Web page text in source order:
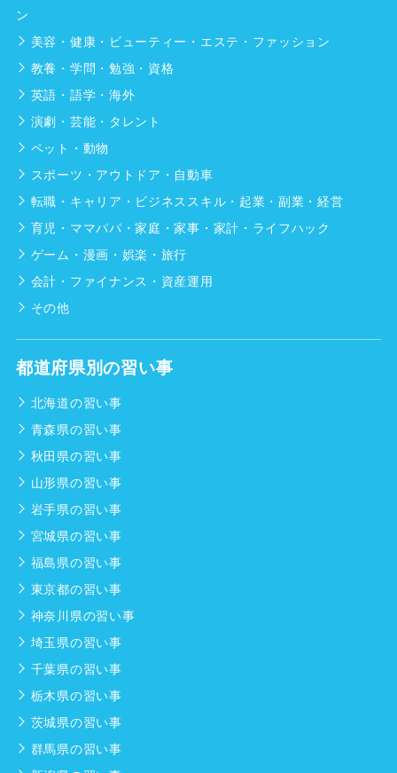
ン
美容・健康・ビューティー・エステ・ファッション
教養・学問・勉強・資格
英語・語学・海外
演劇・芸能・タレント
ペット・動物
スポーツ・アウトドア・自動車
転職・キャリア・ビジネススキル・起業・副業・経営
育児・ママパパ・家庭・家事・家計・ライフハック
ゲーム・漫画・娯楽・旅行
会計・ファイナンス・資産運用
その他
都道府県別の習い事
北海道の習い事
青森県の習い事
秋田県の習い事
山形県の習い事
岩手県の習い事
宮城県の習い事
福島県の習い事
東京都の習い事
神奈川県の習い事
埼玉県の習い事
千葉県の習い事
栃木県の習い事
茨城県の習い事
群馬県の習い事